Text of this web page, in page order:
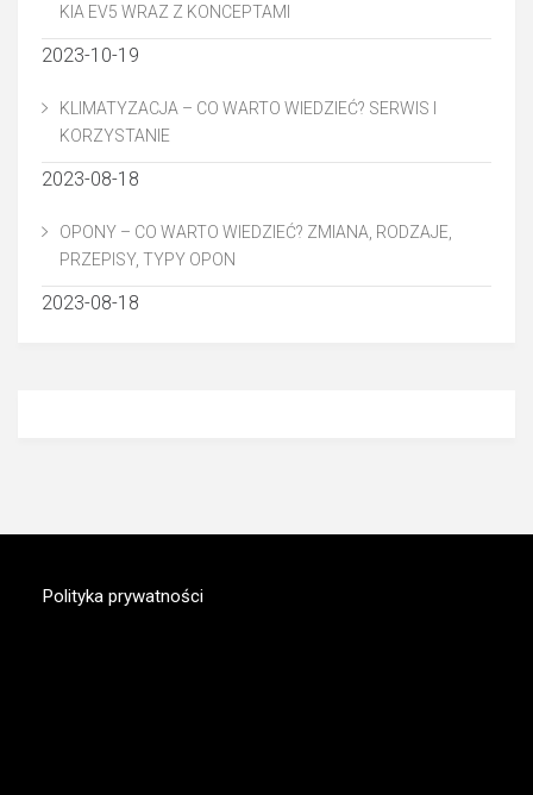
KIA EV5 WRAZ Z KONCEPTAMI
2023-10-19
KLIMATYZACJA – CO WARTO WIEDZIEĆ? SERWIS I
KORZYSTANIE
2023-08-18
OPONY – CO WARTO WIEDZIEĆ? ZMIANA, RODZAJE,
PRZEPISY, TYPY OPON
2023-08-18
Polityka prywatności